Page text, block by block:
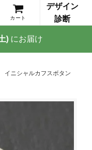
カート
デザイン
診断
) にお届け
イニシャルカフスボタン